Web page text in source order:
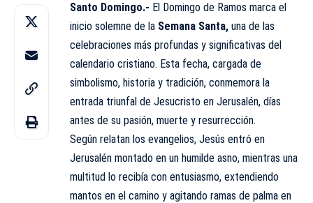
Santo Domingo.- El Domingo de Ramos marca el
inicio solemne de la Semana Santa, una de las
celebraciones más profundas y significativas del
calendario cristiano. Esta fecha, cargada de
simbolismo, historia y tradición, conmemora la
entrada triunfal de Jesucristo en Jerusalén, días
antes de su pasión, muerte y resurrección.
Según relatan los evangelios, Jesús entró en
Jerusalén montado en un humilde asno, mientras una
multitud lo recibía con entusiasmo, extendiendo
mantos en el camino y agitando ramas de palma en